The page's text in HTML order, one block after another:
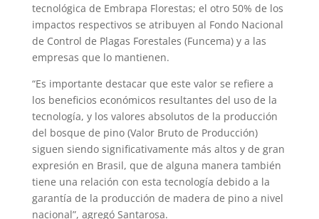
tecnológica de Embrapa Florestas; el otro 50% de los
impactos respectivos se atribuyen al Fondo Nacional
de Control de Plagas Forestales (Funcema) y a las
empresas que lo mantienen.
“Es importante destacar que este valor se refiere a
los beneficios económicos resultantes del uso de la
tecnología, y los valores absolutos de la producción
del bosque de pino (Valor Bruto de Producción)
siguen siendo significativamente más altos y de gran
expresión en Brasil, que de alguna manera también
tiene una relación con esta tecnología debido a la
garantía de la producción de madera de pino a nivel
nacional”, agregó Santarosa.